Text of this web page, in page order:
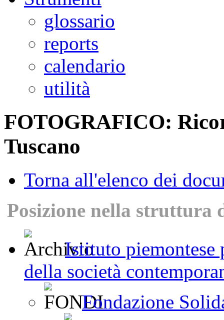
glossario
reports
calendario
utilità
FOTOGRAFICO:
Tuscano
Torna all'elenco dei
Posizione nella struttura
Istituto piemontese
della società
Fondazione